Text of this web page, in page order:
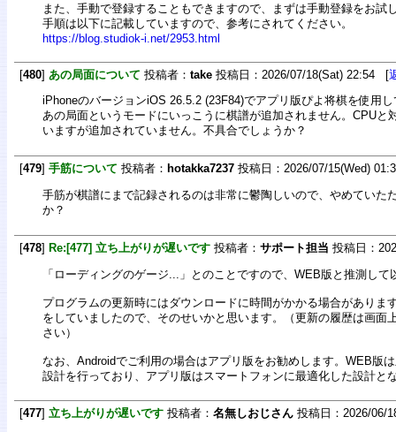
また、手動で登録することもできますので、まずは手動登録をお試
手順は以下に記載していますので、参考にされてください。
https://blog.studiok-i.net/2953.html
[480] あの局面について 投稿者： take 投稿日：2026/07/18(Sat) 22:54 [
iPhoneのバージョンiOS 26.5.2 (23F84)でアプリ版ぴよ将棋を使用
あの局面というモードにいっこうに棋譜が追加されません。CPUと
いますが追加されていません。不具合でしょうか？
[479] 手筋について 投稿者： hotakka7237 投稿日：2026/07/15(Wed)
手筋が棋譜にまで記録されるのは非常に鬱陶しいので、やめていた
か？
[478] Re:[477] 立ち上がりが遅いです 投稿者： サポート担当 投稿日：
「ローディングのゲージ...」とのことですので、WEB版と推測して
プログラムの更新時にはダウンロードに時間がかかる場合がありま
をしていましたので、そのせいかと思います。（更新の履歴は画面
さい）
なお、Androidでご利用の場合はアプリ版をお勧めします。WEB版
設計を行っており、アプリ版はスマートフォンに最適化した設計と
[477] 立ち上がりが遅いです 投稿者： 名無しおじさん 投稿日：2026/06/